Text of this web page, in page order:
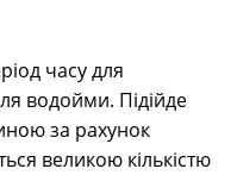
часу для
водойми. Підійде
за рахунок
великою кількістю